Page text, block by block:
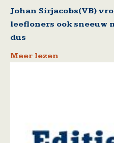
Johan Sirjacobs(VB)
leefloners ook sneeuw
dus
Meer lezen